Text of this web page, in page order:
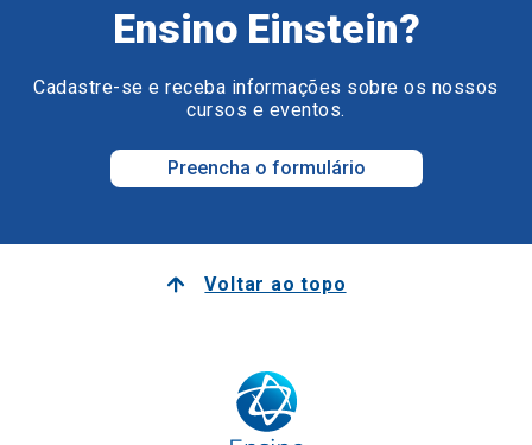
Ensino Einstein?
Cadastre-se e receba informações sobre os nossos
cursos e eventos.
Preencha o formulário
Voltar ao topo